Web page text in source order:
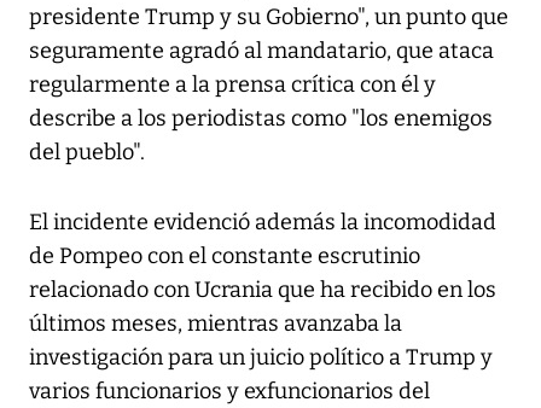
presidente Trump y su Gobierno", un punto que
seguramente agradó al mandatario, que ataca
regularmente a la prensa crítica con él y
describe a los periodistas como "los enemigos
del pueblo".
El incidente evidenció además la incomodidad
de Pompeo con el constante escrutinio
relacionado con Ucrania que ha recibido en los
últimos meses, mientras avanzaba la
investigación para un juicio político a Trump y
varios funcionarios y exfuncionarios del